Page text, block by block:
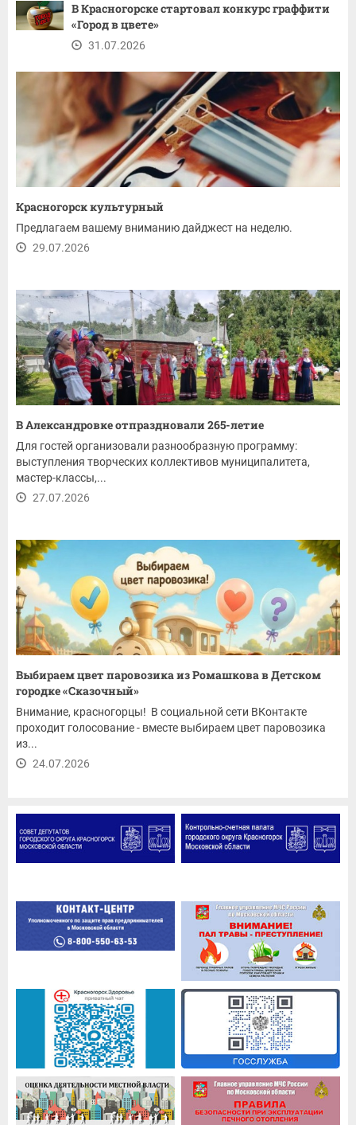
В Красногорске стартовал конкурс граффити
«Город в цвете»
31.07.2026
Красногорск культурный
Предлагаем вашему вниманию дайджест на неделю.
29.07.2026
В Александровке отпраздновали 265-летие
Для гостей организовали разнообразную программу:
выступления творческих коллективов муниципалитета,
мастер-классы,...
27.07.2026
Выбираем цвет паровозика из Ромашкова в Детском
городке «Сказочный»
Внимание, красногорцы! В социальной сети ВКонтакте
проходит голосование - вместе выбираем цвет паровозика
из...
24.07.2026